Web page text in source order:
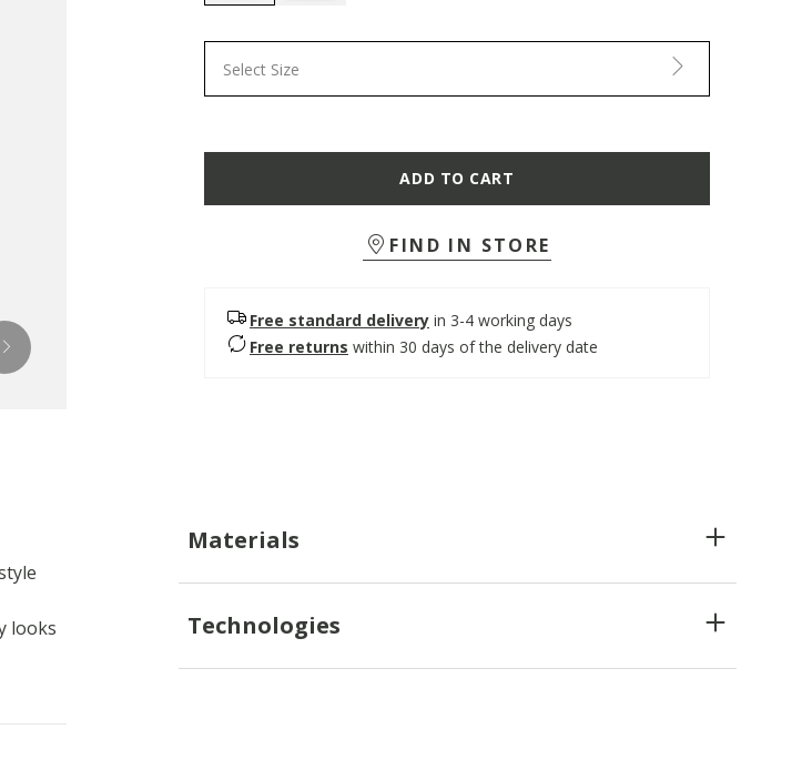
Select Size
ADD TO CART
FIND IN STORE
Free standard delivery in 3-4 working days
Free returns within 30 days of the delivery date
looks
Materials
Technologies